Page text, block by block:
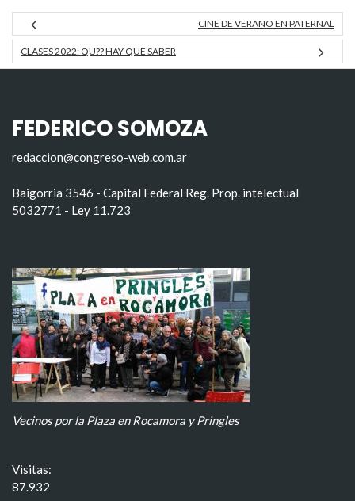
CINE DE VERANO EN PATERNAL
CLASES 2022: QU?? HAY QUE SABER
FEDERICO SOMOZA
redaccion@congreso-web.com.ar
Baigorria 3546 - Capital Federal Reg. Prop. intelectual
5032771 - Ley 11.723
Vecinos por la Plaza en Rocamora y Pringles
Visitas:
87.932